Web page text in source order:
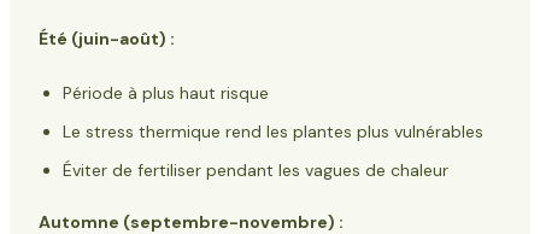
Été (juin-août) :
Période à plus haut risque
Le stress thermique rend les plantes plus vulnérables
Éviter de fertiliser pendant les vagues de chaleur
Automne (septembre-novembre) :